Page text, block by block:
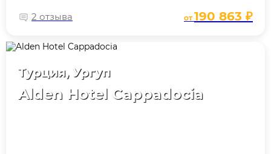
2 отзыва от190 863 ₽
Турция, Ургуп
Alden Hotel Cappadocia